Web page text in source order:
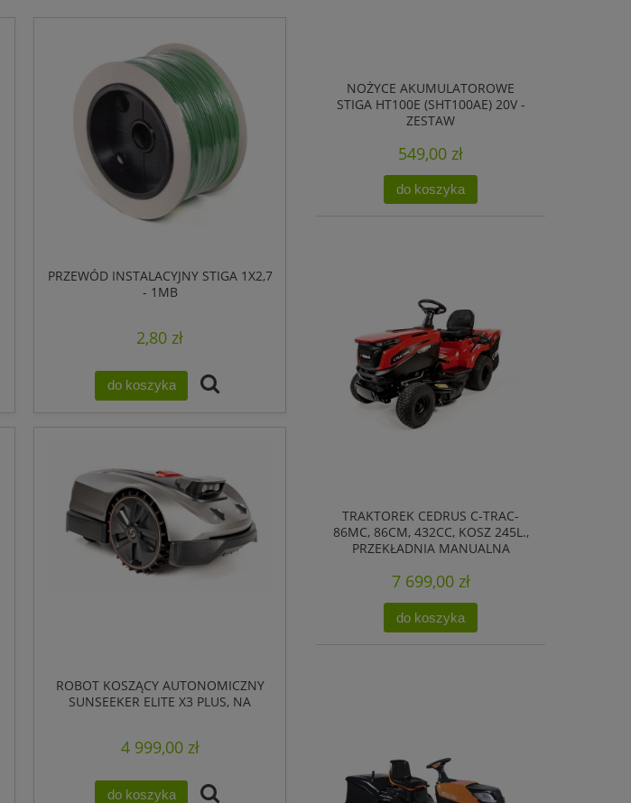
PRZEWÓD INSTALACYJNY STIGA 1X2,7
- 1MB
2,80 zł
do koszyka
ROBOT KOSZĄCY AUTONOMICZNY
SUNSEEKER ELITE X3 PLUS, NA
4 999,00 zł
do koszyka
NOŻYCE AKUMULATOROWE
STIGA HT100E (SHT100AE) 20V -
ZESTAW
549,00 zł
do koszyka
TRAKTOREK CEDRUS C-TRAC-
86MC, 86CM, 432CC, KOSZ 245L.,
PRZEKŁADNIA MANUALNA
7 699,00 zł
do koszyka